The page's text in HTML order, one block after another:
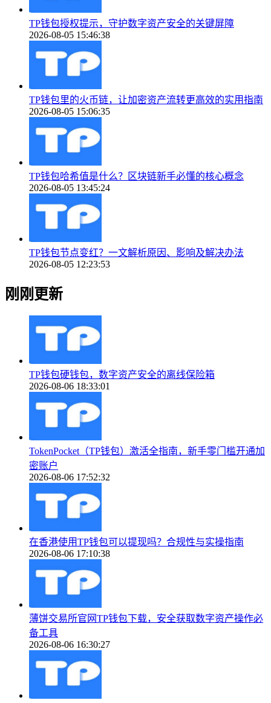
TP钱包授权提示，守护数字资产安全的关键屏障
2026-08-05 15:46:38
TP钱包里的火币链，让加密资产流转更高效的实用指南
2026-08-05 15:06:35
TP钱包哈希值是什么？区块链新手必懂的核心概念
2026-08-05 13:45:24
TP钱包节点变红？一文解析原因、影响及解决办法
2026-08-05 12:23:53
刚刚更新
TP钱包硬钱包，数字资产安全的离线保险箱
2026-08-06 18:33:01
TokenPocket（TP钱包）激活全指南，新手零门槛开通加
密账户
2026-08-06 17:52:32
在香港使用TP钱包可以提现吗？合规性与实操指南
2026-08-06 17:10:38
薄饼交易所官网TP钱包下载，安全获取数字资产操作必
备工具
2026-08-06 16:30:27